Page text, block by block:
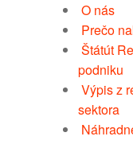
O nás
Prečo
Štátút
podniku
Výpis z
sektora